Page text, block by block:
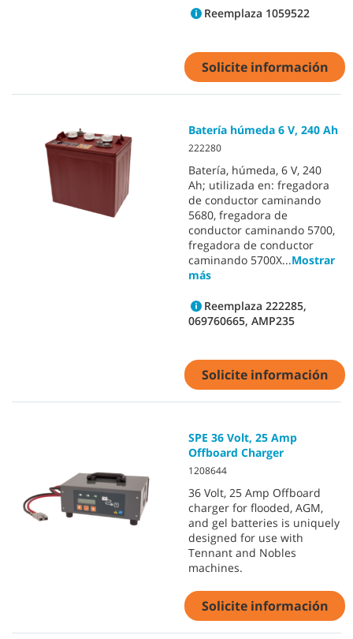
Reemplaza 1059522
Solicite información
Batería húmeda 6 V, 240 Ah
222280
Batería, húmeda, 6 V, 240
Ah; utilizada en: fregadora
de conductor caminando
5680, fregadora de
conductor caminando 5700,
fregadora de conductor
caminando 5700X...Mostrar
más
Reemplaza 222285,
069760665, AMP235
Solicite información
SPE 36 Volt, 25 Amp
Offboard Charger
1208644
36 Volt, 25 Amp Offboard
charger for flooded, AGM,
and gel batteries is uniquely
designed for use with
Tennant and Nobles
machines.
Solicite información